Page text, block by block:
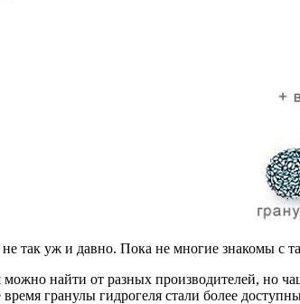
так уж и давно. Пока не многие знакомы с
можно найти от разных производителей, но
гранулы гидрогеля стали более